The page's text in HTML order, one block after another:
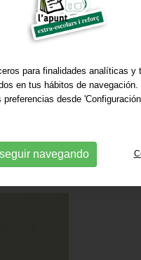
al
para finalidades analíticas y
en tus hábitos de
preferencias desde
navegando